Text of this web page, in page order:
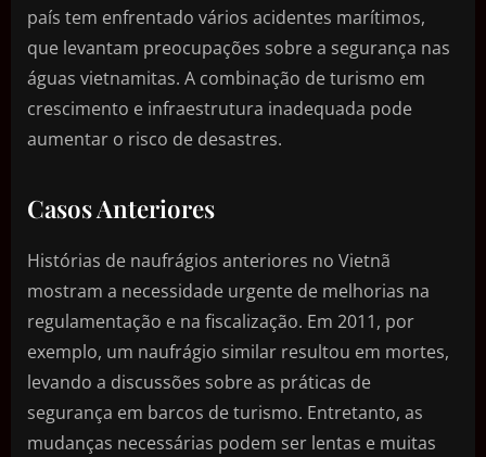
país tem enfrentado vários acidentes marítimos,
que levantam preocupações sobre a segurança nas
águas vietnamitas. A combinação de turismo em
crescimento e infraestrutura inadequada pode
aumentar o risco de desastres.
Casos Anteriores
Histórias de naufrágios anteriores no Vietnã
mostram a necessidade urgente de melhorias na
regulamentação e na fiscalização. Em 2011, por
exemplo, um naufrágio similar resultou em mortes,
levando a discussões sobre as práticas de
segurança em barcos de turismo. Entretanto, as
mudanças necessárias podem ser lentas e muitas